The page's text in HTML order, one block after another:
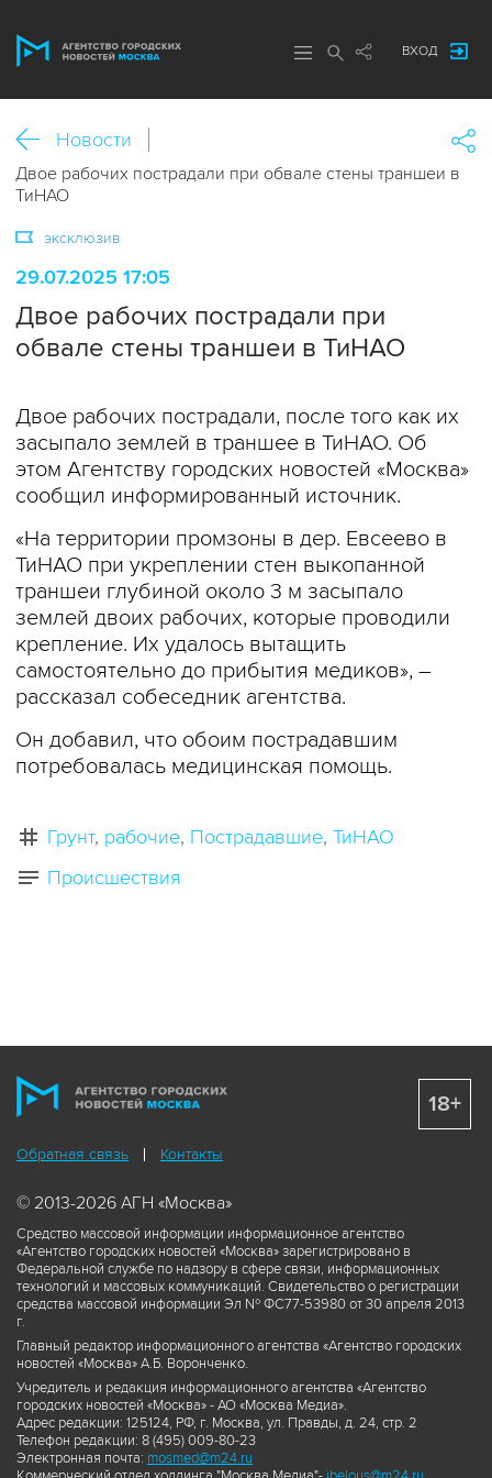
ВХОД
Новости
Двое рабочих пострадали при обвале стены траншеи в
ТиНАО
эксклюзив
29.07.2025 17:05
Двое рабочих пострадали при
обвале стены траншеи в ТиНАО
Двое рабочих пострадали, после того как их
засыпало землей в траншее в ТиНАО. Об
этом Агентству городских новостей «Москва»
сообщил информированный источник.
«На территории промзоны в дер. Евсеево в
ТиНАО при укреплении стен выкопанной
траншеи глубиной около 3 м засыпало
землей двоих рабочих, которые проводили
крепление. Их удалось вытащить
самостоятельно до прибытия медиков», –
рассказал собеседник агентства.
Он добавил, что обоим пострадавшим
потребовалась медицинская помощь.
Грунт рабочие Пострадавшие ТиНАО
Происшествия
Обратная связь Контакты
© 2013-2026 АГН «Москва»
Средство массовой информации информационное агентство
«Агентство городских новостей «Москва» зарегистрировано в
Федеральной службе по надзору в сфере связи, информационных
технологий и массовых коммуникаций. Свидетельство о регистрации
средства массовой информации Эл № ФС77-53980 от 30 апреля 2013
г.
Главный редактор информационного агентства «Агентство городских
новостей «Москва» А.Б. Воронченко.
Учредитель и редакция информационного агентства «Агентство
городских новостей «Москва» - АО «Москва Медиа».
Адрес редакции: 125124, РФ, г. Москва, ул. Правды, д. 24, стр. 2
Телефон редакции: 8 (495) 009-80-23
Электронная почта: mosmed@m24.ru
18+